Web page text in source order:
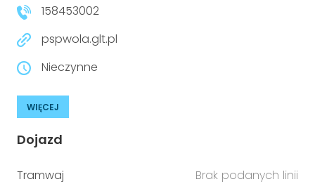
158453002
pspwola.glt.pl
Nieczynne
WIĘCEJ
Dojazd
Tramwaj
Brak podanych linii